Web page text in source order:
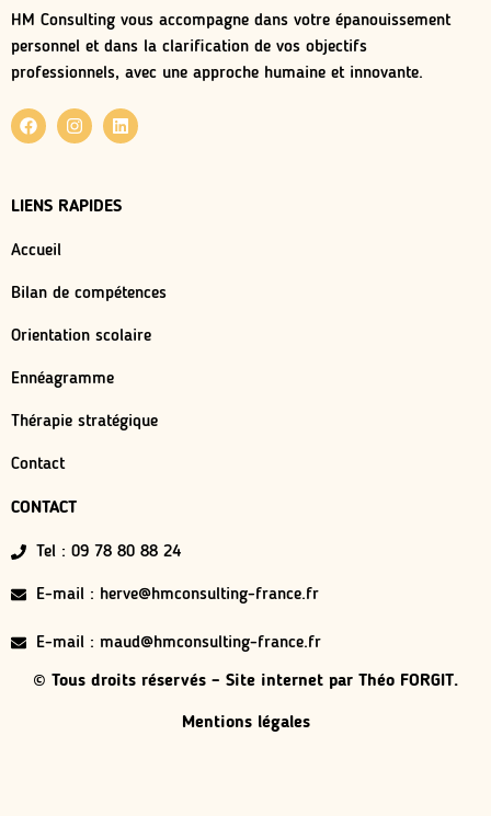
HM Consulting vous accompagne dans votre épanouissement
personnel et dans la clarification de vos objectifs
professionnels, avec une approche humaine et innovante.
LIENS RAPIDES
Accueil
Bilan de compétences
Orientation scolaire
Ennéagramme
Thérapie stratégique
Contact
CONTACT
Tel : 09 78 80 88 24
E-mail : herve@hmconsulting-france.fr
E-mail : maud@hmconsulting-france.fr
© Tous droits réservés – Site internet par Théo FORGIT.
Mentions légales